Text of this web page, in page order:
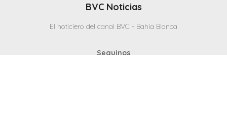
BVC Noticias
El noticiero del canal BVC - Bahia Blanca
Seguinos